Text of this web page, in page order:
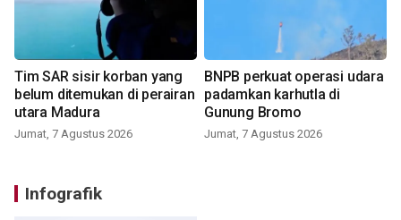
Tim SAR sisir korban yang
belum ditemukan di perairan
utara Madura
Jumat, 7 Agustus 2026
BNPB perkuat operasi udara
padamkan karhutla di
Gunung Bromo
Jumat, 7 Agustus 2026
Infografik